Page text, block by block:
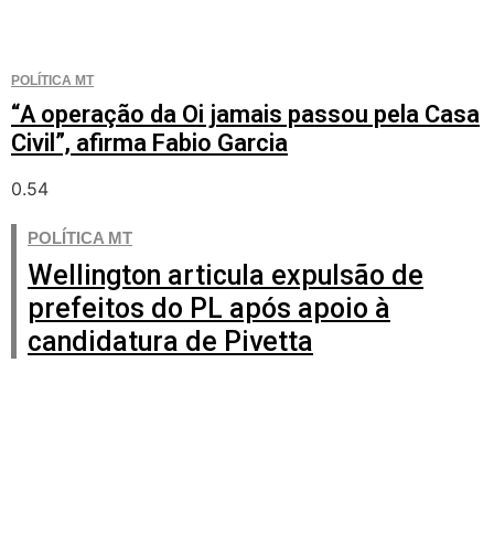
POLÍTICA MT
“A operação da Oi jamais passou pela Casa
Civil”, afirma Fabio Garcia
POLÍTICA MT
Wellington articula expulsão de
prefeitos do PL após apoio à
candidatura de Pivetta